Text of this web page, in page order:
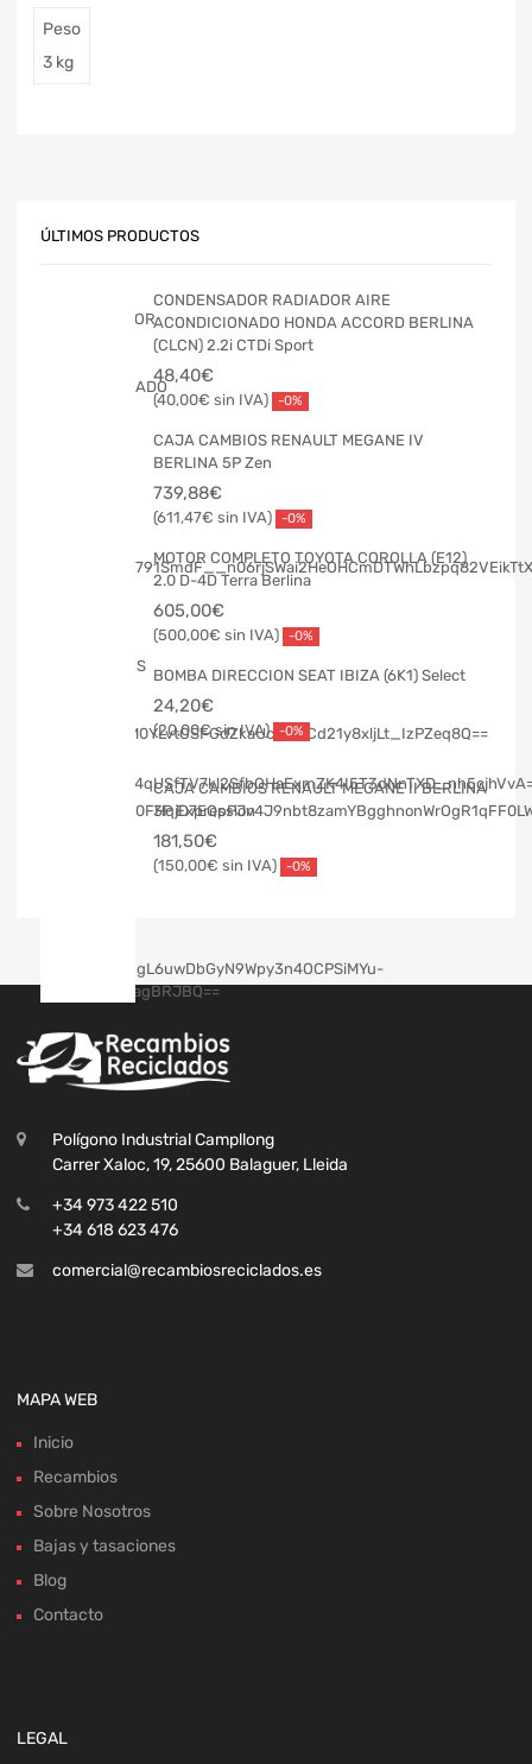
Peso
3 kg
ÚLTIMOS PRODUCTOS
CONDENSADOR RADIADOR AIRE
ACONDICIONADO HONDA ACCORD BERLINA
(CLCN) 2.2i CTDi Sport
48,40€
40,00€ -0%
CAJA CAMBIOS RENAULT MEGANE IV
BERLINA 5P Zen
739,88€
611,47€ -0%
MOTOR COMPLETO TOYOTA COROLLA (E12)
2.0 D-4D Terra Berlina
605,00€
500,00€ -0%
BOMBA DIRECCION SEAT IBIZA (6K1) Select
24,20€
20,00€ -0%
CAJA CAMBIOS RENAULT MEGANE II BERLINA
3P Expression
181,50€
150,00€ -0%
Polígono Industrial Campllong
Carrer Xaloc, 19, 25600 Balaguer, Lleida
+34 973 422 510
+34 618 623 476
comercial@recambiosreciclados.es
MAPA WEB
Inicio
Recambios
Sobre Nosotros
Bajas y tasaciones
Blog
Contacto
LEGAL